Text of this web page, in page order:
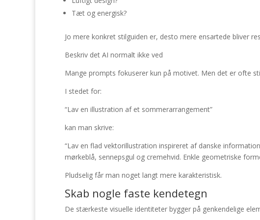
Tæt og energisk?
Jo mere konkret stilguiden er, desto mere ensartede bliver
Beskriv det AI normalt ikke ved
Mange prompts fokuserer kun på motivet. Men det er ofte
I stedet for:
“Lav en illustration af et sommerarrangement”
kan man skrive:
“Lav en flad vektorillustration inspireret af danske
mørkeblå, sennepsgul og cremehvid. Enkle geometriske
Pludselig får man noget langt mere karakteristisk.
Skab nogle faste kendetegn
De stærkeste visuelle identiteter bygger på genkendelige